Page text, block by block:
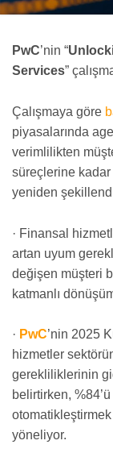
PwC’nin “
Services”
Çalışmaya göre
piyasalarında
verimlilikten
süreçlerine
yeniden
· Finansal
artan uyum
değişen müşteri
katmanlı
· PwC’nin 2025
hizmetler
gerekliliklerinin
belirtirken,
yöneliyor.